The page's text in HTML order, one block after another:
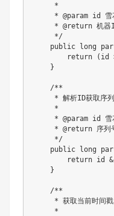
     *
* @param id 雪
* @return 机器
     */
public long
return (id
    }
    /**
* 解析ID获取序
     *
* @param id 雪
* @return 序列
     */
public long
return id
    }
    /**
     * 获取当前时间戳
     *